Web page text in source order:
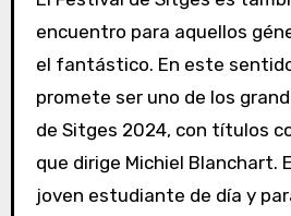
encuentro para aquellos
el fantástico. En este
promete ser uno de los
de Sitges 2024, con títulos
que dirige Michiel Blanchart.
joven estudiante de día y